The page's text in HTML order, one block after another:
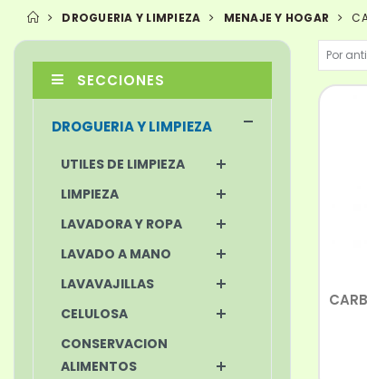
DROGUERIA Y LIMPIEZA MENAJE Y HOGAR
SECCIONES
DROGUERIA Y LIMPIEZA
UTILES DE LIMPIEZA
LIMPIEZA
LAVADORA Y ROPA
LAVADO A MANO
LAVAVAJILLAS
CELULOSA
CONSERVACION
ALIMENTOS